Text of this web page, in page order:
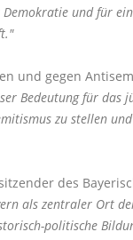
und für
und gegen
Bedeutung für
zu stellen
des
als zentraler Ort
politische